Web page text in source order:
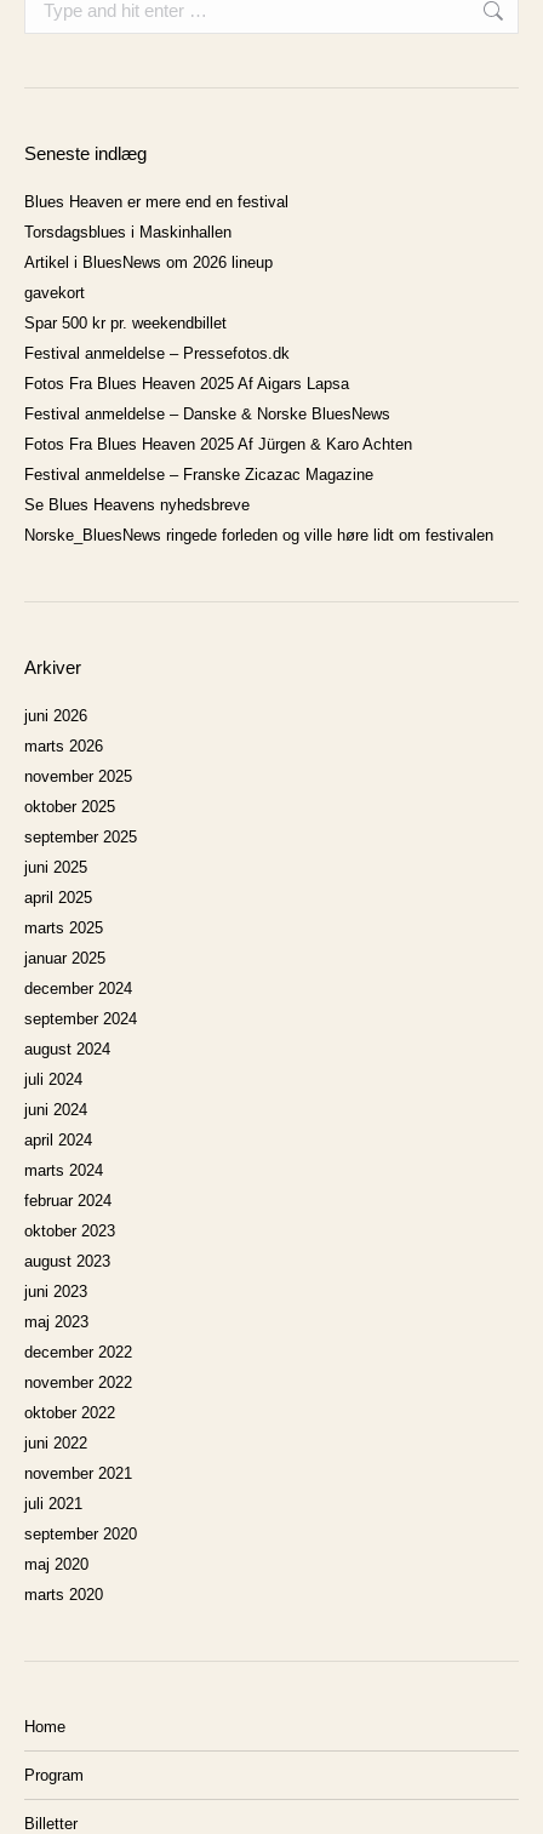
Seneste indlæg
Blues Heaven er mere end en festival
Torsdagsblues i Maskinhallen
Artikel i BluesNews om 2026 lineup
gavekort
Spar 500 kr pr. weekendbillet
Festival anmeldelse – Pressefotos.dk
Fotos Fra Blues Heaven 2025 Af Aigars Lapsa
Festival anmeldelse – Danske & Norske BluesNews
Fotos Fra Blues Heaven 2025 Af Jürgen & Karo Achten
Festival anmeldelse – Franske Zicazac Magazine
Se Blues Heavens nyhedsbreve
Norske_BluesNews ringede forleden og ville høre lidt om festivalen
Arkiver
juni 2026
marts 2026
november 2025
oktober 2025
september 2025
juni 2025
april 2025
marts 2025
januar 2025
december 2024
september 2024
august 2024
juli 2024
juni 2024
april 2024
marts 2024
februar 2024
oktober 2023
august 2023
juni 2023
maj 2023
december 2022
november 2022
oktober 2022
juni 2022
november 2021
juli 2021
september 2020
maj 2020
marts 2020
Home
Program
Billetter